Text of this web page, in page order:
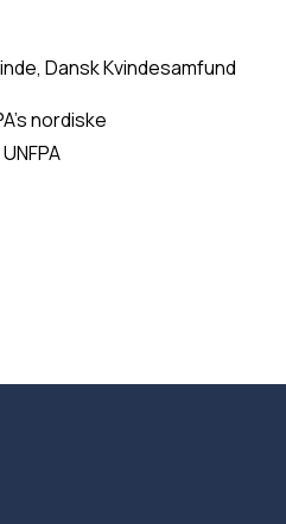
Dansk Kvindesamfund
nordiske